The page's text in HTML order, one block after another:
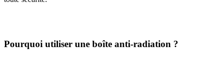
Pourquoi utiliser une boîte anti-radiation ?